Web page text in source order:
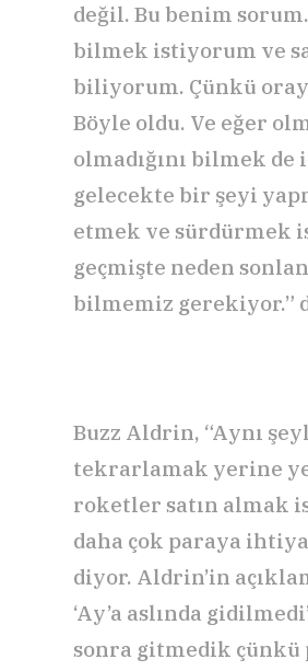
değil. Bu benim sorum.
bilmek istiyorum ve
biliyorum. Çünkü
Böyle oldu. Ve eğer
olmadığını bilmek
gelecekte bir şeyi
etmek ve sürdürmek
geçmişte neden
bilmemiz gerekiyor.”
Buzz Aldrin, “Aynı
tekrarlamak yerine
roketler satın almak
daha çok paraya
diyor. Aldrin’in
‘Ay’a aslında
sonra gitmedik çünkü